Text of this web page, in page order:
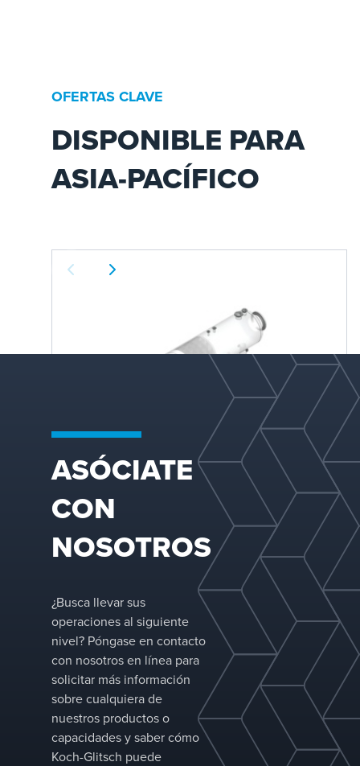
OFERTAS CLAVE
DISPONIBLE PARA
ASIA-PACÍFICO
Separaciones líquido-líquido
Koch-Glitsch ofrece soluciones expertas para
la separación líquido-líquido, ofreciendo
sistemas completos que incluyen recipientes,
distribuidores de entrada, medios de
coalescencia y sedimentación, eliminadores
de niebla y rompe-vórtices. Con diseños tanto
para separación bifásica como trifásica,
optimizamos el rendimiento en función de las
características de alimentación y los requisitos
de separación.
ASÓCIATE
CON
NOSOTROS
¿Busca llevar sus
operaciones al siguiente
nivel? Póngase en contacto
con nosotros en línea para
solicitar más información
sobre cualquiera de
nuestros productos o
capacidades y saber cómo
Koch-Glitsch puede